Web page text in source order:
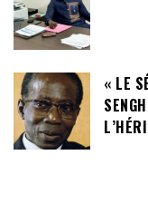
« LE